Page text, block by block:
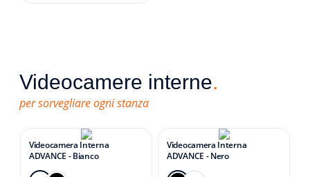
Videocamere interne.
per sorvegliare ogni stanza
Videocamera Interna
ADVANCE - Bianco
Videocamera Interna
ADVANCE - Nero